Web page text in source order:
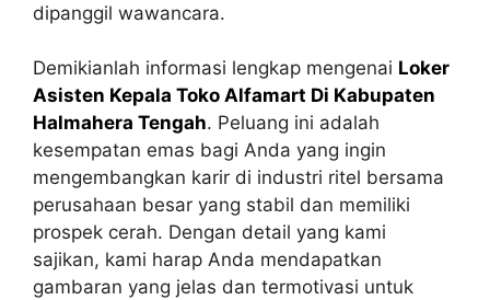
dipanggil wawancara.
Demikianlah informasi lengkap mengenai Loker
Asisten Kepala Toko Alfamart Di Kabupaten
Halmahera Tengah. Peluang ini adalah
kesempatan emas bagi Anda yang ingin
mengembangkan karir di industri ritel bersama
perusahaan besar yang stabil dan memiliki
prospek cerah. Dengan detail yang kami
sajikan, kami harap Anda mendapatkan
gambaran yang jelas dan termotivasi untuk